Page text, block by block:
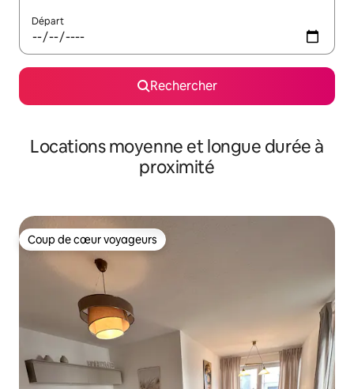
Départ
Rechercher
Locations moyenne et longue durée à
proximité
Coup de cœur voyageurs
Coup de cœur voyageurs